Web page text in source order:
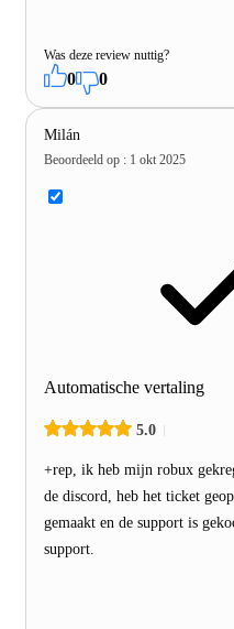
Was deze review nuttig?
0 0
Milán
Beoordeeld op : 1 okt 2025
Automatische vertaling
5.0
+rep, ik heb mijn robux
de discord, heb het ticket
gemaakt en de support is
support.